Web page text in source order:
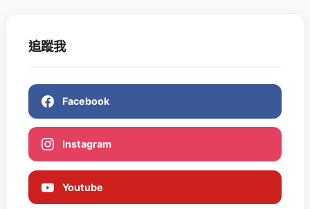
追蹤我
Facebook
Instagram
Youtube